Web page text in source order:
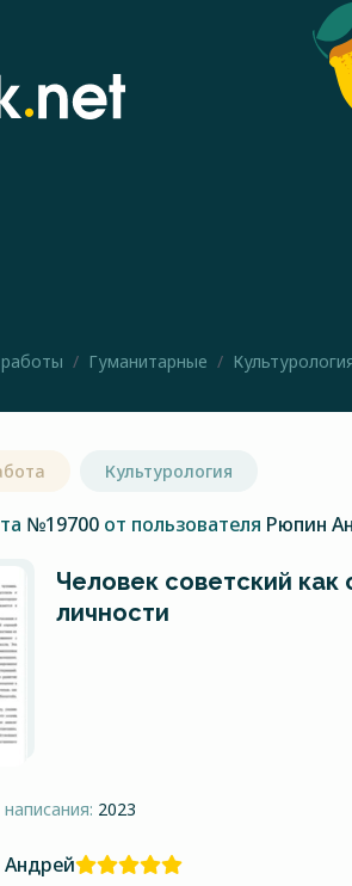
Гуманитарные
Культурология
№19700 от пользователя Рюпин
Человек советский как
личности
2023